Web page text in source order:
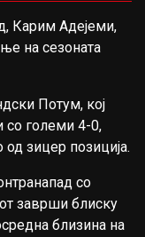
Карим Адејеми,
на сезоната
Потум, кој
со големи 4-0,
зицер позиција.
со
заврши блиску
близина на